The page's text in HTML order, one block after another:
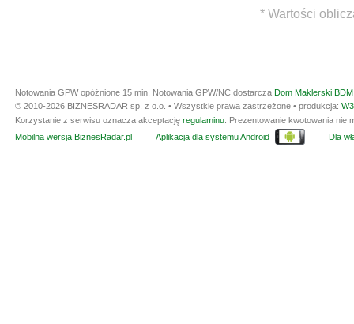
* Wartości
Notowania GPW opóźnione 15 min. Notowania GPW/NC dostarcza Dom Maklerski
© 2010-2026 BIZNESRADAR sp. z o.o. • Wszystkie prawa zastrzeżone • produkcja:
Korzystanie z serwisu oznacza akceptację regulaminu . Prezentowanie kwotowania
Mobilna wersja BiznesRadar.pl
Aplikacja dla systemu Android Dla